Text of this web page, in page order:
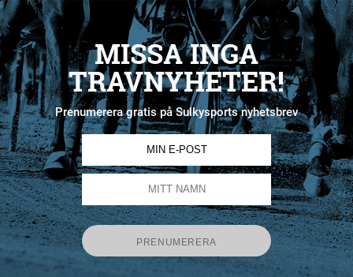
MISSA INGA
TRAVNYHETER!
Prenumerera gratis på Sulkysports nyhetsbrev